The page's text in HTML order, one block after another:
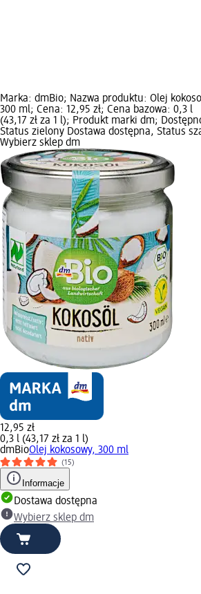
Marka: dmBio; Nazwa produktu: Olej
300 ml; Cena: 12,95 zł; Cena bazowa: 0,3 l
(43,17 zł za 1 l); Produkt marki dm;
Status zielony Dostawa dostępna, Status
Wybierz sklep dm
12,95 zł
0,3 l (43,17 zł za 1 l)
dmBioOlej kokosowy, 300 ml
(15)
Informacje
Dostawa dostępna
Wybierz sklep dm